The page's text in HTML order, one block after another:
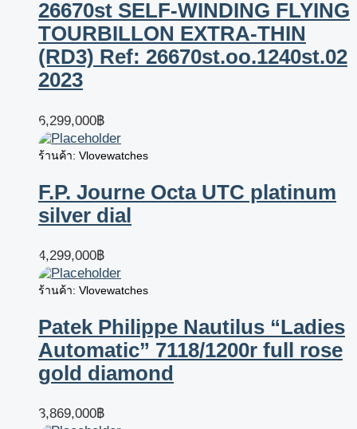
26670st SELF-WINDING FLYING
TOURBILLON EXTRA-THIN
(RD3) Ref: 26670st.oo.1240st.02
2023
6,299,000฿
ร้านค้า: Vlovewatches
F.P. Journe Octa UTC platinum
silver dial
4,299,000฿
ร้านค้า: Vlovewatches
Patek Philippe Nautilus “Ladies
Automatic” 7118/1200r full rose
gold diamond
3,869,000฿